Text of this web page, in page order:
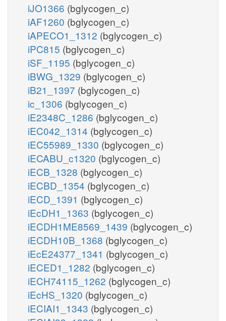
iJO1366 (bglycogen_c)
iAF1260 (bglycogen_c)
iAPECO1_1312 (bglycogen_c)
iPC815 (bglycogen_c)
iSF_1195 (bglycogen_c)
iBWG_1329 (bglycogen_c)
iB21_1397 (bglycogen_c)
ic_1306 (bglycogen_c)
iE2348C_1286 (bglycogen_c)
iEC042_1314 (bglycogen_c)
iEC55989_1330 (bglycogen_c)
iECABU_c1320 (bglycogen_c)
iECB_1328 (bglycogen_c)
iECBD_1354 (bglycogen_c)
iECD_1391 (bglycogen_c)
iEcDH1_1363 (bglycogen_c)
iECDH1ME8569_1439 (bglycogen_c)
iECDH10B_1368 (bglycogen_c)
iEcE24377_1341 (bglycogen_c)
iECED1_1282 (bglycogen_c)
iECH74115_1262 (bglycogen_c)
iEcHS_1320 (bglycogen_c)
iECIAI1_1343 (bglycogen_c)